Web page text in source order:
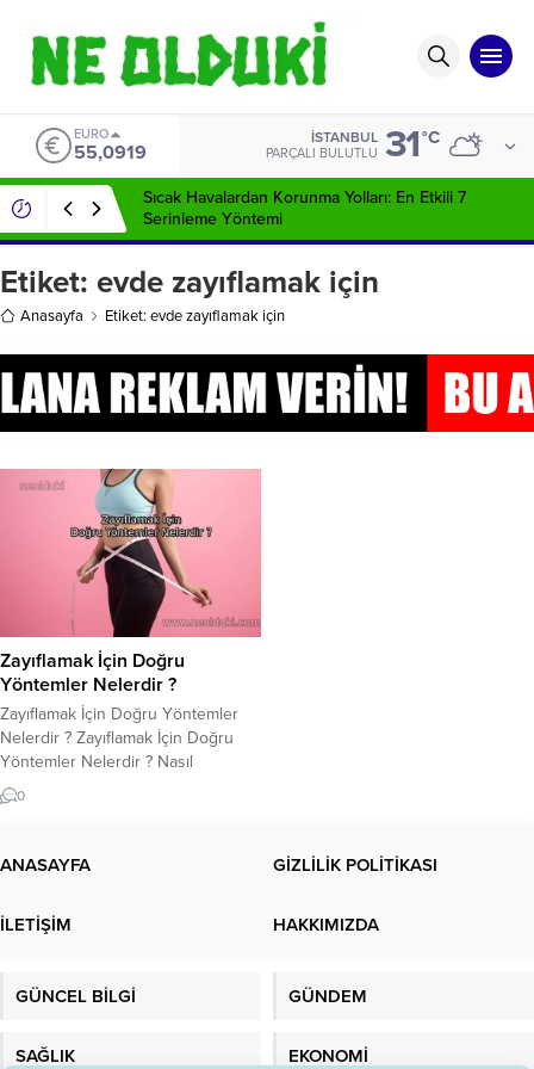
EURO
55,0919
İSTANBUL
PARÇALI BULUTLU 31°C
Sıcak Havalardan Korunma Yolları: En Etkili 7
Serinleme Yöntemi
Etiket: evde zayıflamak için
Anasayfa Etiket: evde zayıflamak için
Zayıflamak İçin Doğru
Yöntemler Nelerdir ?
Zayıflamak İçin Doğru Yöntemler
Nelerdir ? Zayıflamak İçin Doğru
Yöntemler Nelerdir ? Nasıl
zayıflarım ? En doğru ve sağlıklı
yöntem nasıldır? Kısa zamanda
şekilde kilo vermenin sırrı nedir ?
Ancak, kilo vermek ve zayıflamak
0
ANASAYFA GİZLİLİK POLİTİKASI
İLETİŞİM HAKKIMIZDA
GÜNCEL BİLGİ GÜNDEM
SAĞLIK EKONOMİ